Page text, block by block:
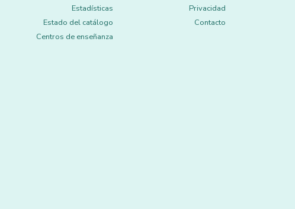
Estadísticas
Estado del catálogo
Centros de enseñanza
Privacidad
Contacto